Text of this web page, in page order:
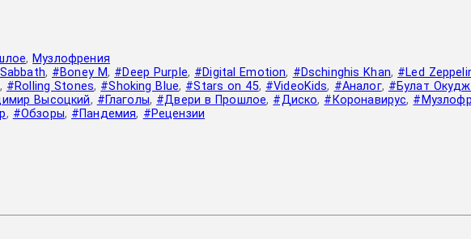
,Музлофрения
, #Boney M, #Deep Purple, #Digital Emotion, #Dschinghis Khan, #Led
, #Rolling Stones, #Shoking Blue, #Stars on 45, #VideoKids, #Аналог, #Булат
Высоцкий, #Глаголы, #Двери в Прошлое, #Диско, #Коронавирус,
, #Обзоры, #Пандемия, #Рецензии